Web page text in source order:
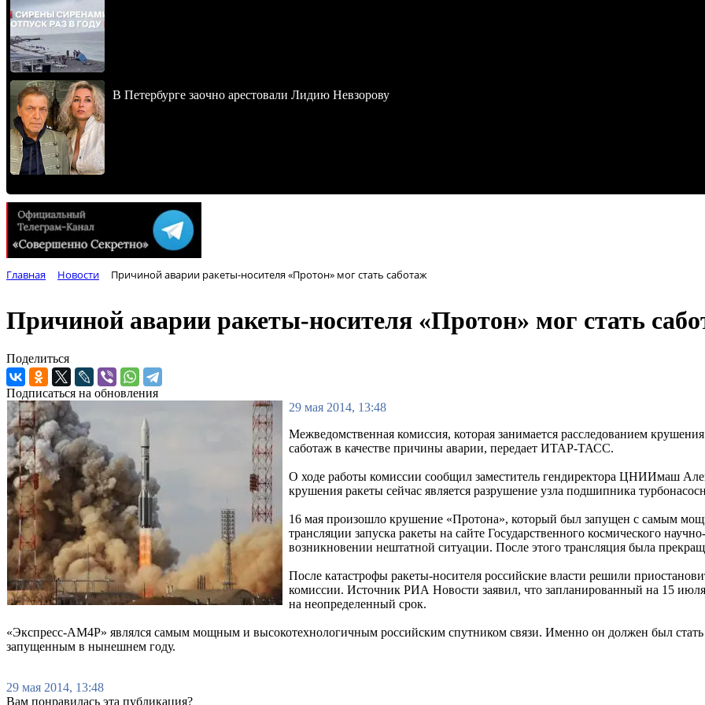
В Петербурге заочно арестовали Лидию Невзорову
Главная Новости Причиной аварии ракеты-носителя «Протон» мог стать саботаж
Причиной аварии ракеты-носителя «Протон» мог стать
Поделиться
Подписаться на обновления
29 мая 2014, 13:48
Межведомственная комиссия, которая занимается расследованием
саботаж в качестве причины аварии, передает ИТАР-ТАСС.
О ходе работы комиссии сообщил заместитель гендиректора ЦНИИмаш
крушения ракеты сейчас является разрушение узла подшипника
16 мая произошло крушение «Протона», который был запущен с самым
трансляции запуска ракеты на сайте Государственного космического
возникновении нештатной ситуации. После этого трансляция была
После катастрофы ракеты-носителя российские власти решили
комиссии. Источник РИА Новости заявил, что запланированный на 15
на неопределенный срок.
«Экспресс-АМ4Р» являлся самым мощным и высокотехнологичным российским спутником связи. Именно он должен был стать
запущенным в нынешнем году.
29 мая 2014, 13:48
Вам понравилась эта публикация?